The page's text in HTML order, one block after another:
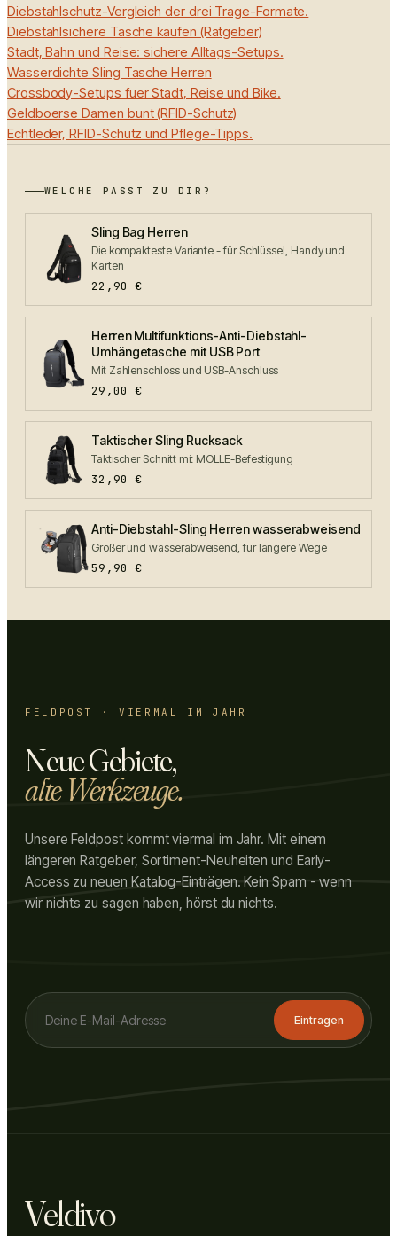
Diebstahlschutz-Vergleich der drei Trage-Formate.
Diebstahlsichere Tasche kaufen (Ratgeber)
Stadt, Bahn und Reise: sichere Alltags-Setups.
Wasserdichte Sling Tasche Herren
Crossbody-Setups fuer Stadt, Reise und Bike.
Geldboerse Damen bunt (RFID-Schutz)
Echtleder, RFID-Schutz und Pflege-Tipps.
WELCHE PASST ZU DIR?
Sling Bag Herren
Die kompakteste Variante - für Schlüssel, Handy und
Karten
22,90 €
Herren Multifunktions-Anti-Diebstahl-
Umhängetasche mit USB Port
Mit Zahlenschloss und USB-Anschluss
29,00 €
Taktischer Sling Rucksack
Taktischer Schnitt mit MOLLE-Befestigung
32,90 €
Anti-Diebstahl-Sling Herren wasserabweisend
Größer und wasserabweisend, für längere Wege
59,90 €
FELDPOST · VIERMAL IM JAHR
Neue Gebiete,
alte Werkzeuge.
Unsere Feldpost kommt viermal im Jahr. Mit einem
längeren Ratgeber, Sortiment-Neuheiten und Early-
Access zu neuen Katalog-Einträgen. Kein Spam - wenn
wir nichts zu sagen haben, hörst du nichts.
Eintragen
Veldivo